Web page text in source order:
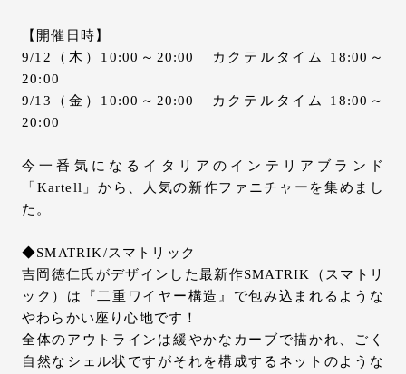
お知らせ
カタログを見る
よくあるご質問
サポート
LANGUAGE :
【開催日時】
9/12（木）10:00～20:00 カクテルタイム 18:00～
20:00
9/13（金）10:00～20:00 カクテルタイム 18:00～
20:00
今一番気になるイタリアのインテリアブランド
「Kartell」から、人気の新作ファニチャーを集めまし
た。
◆SMATRIK/スマトリック
吉岡徳仁氏がデザインした最新作SMATRIK（スマトリ
ック）は『二重ワイヤー構造』で包み込まれるような
やわらかい座り心地です！
全体のアウトラインは緩やかなカーブで描かれ、ごく
自然なシェル状ですがそれを構成するネットのような